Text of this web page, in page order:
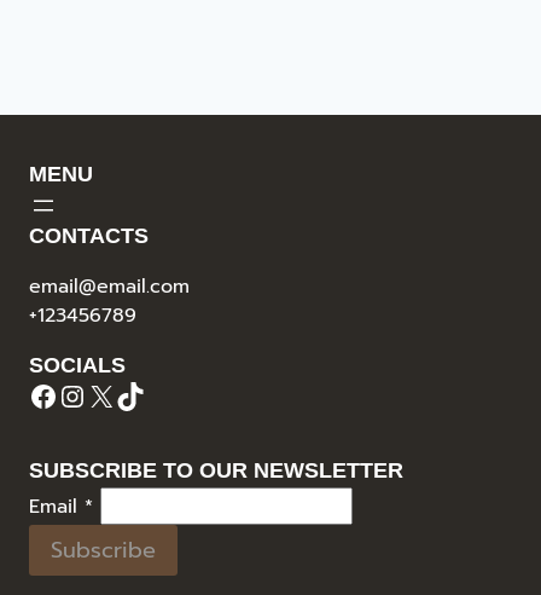
MENU
CONTACTS
email@email.com
+123456789
SOCIALS
Facebook InstagramX TikTok
SUBSCRIBE TO OUR NEWSLETTER
Email *
Subscribe